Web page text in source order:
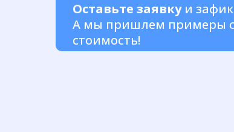
Оставьте заявкуи
А мы пришлем примеры
стоимость!